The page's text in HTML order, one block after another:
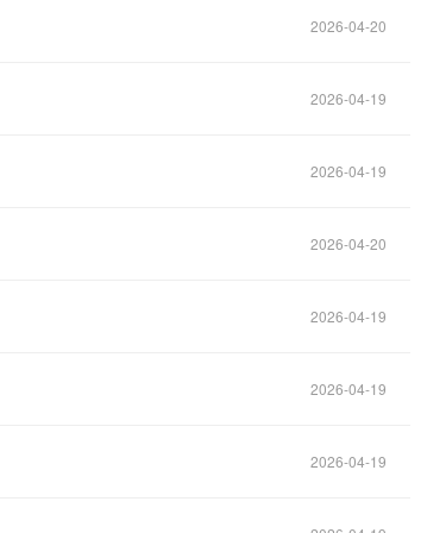
2026-04-20
2026-04-19
2026-04-19
2026-04-20
2026-04-19
2026-04-19
2026-04-19